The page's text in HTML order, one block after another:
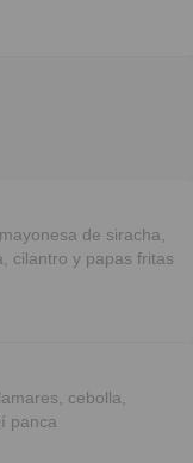
de siracha,
cilantro y papas fritas
cebolla,
panca